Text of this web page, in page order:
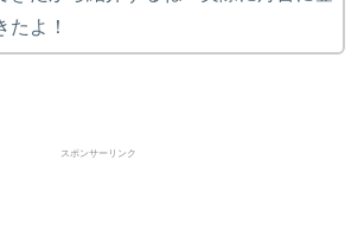
たよ！
スポンサーリンク